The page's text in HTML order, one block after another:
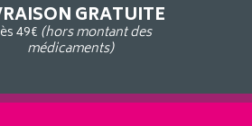
GRATUITE
49€(hors montant des
médicaments)